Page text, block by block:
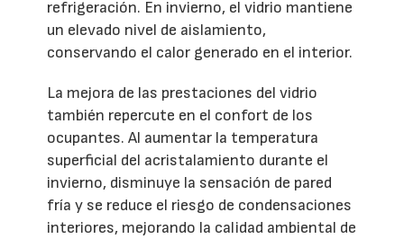
refrigeración. En invierno, el vidrio mantiene
un elevado nivel de aislamiento,
conservando el calor generado en el interior.
La mejora de las prestaciones del vidrio
también repercute en el confort de los
ocupantes. Al aumentar la temperatura
superficial del acristalamiento durante el
invierno, disminuye la sensación de pared
fría y se reduce el riesgo de condensaciones
interiores, mejorando la calidad ambiental de